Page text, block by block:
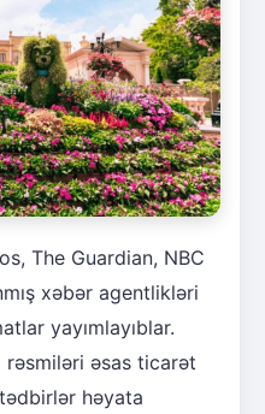
The Guardian, NBC
xəbər agentlikləri
yayımlayıblar.
əsas ticarət
həyata